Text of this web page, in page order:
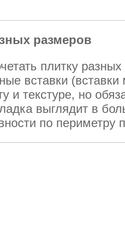
размеров
плитку
вставки (вставки
текстуре, но
выглядит в
по периметру